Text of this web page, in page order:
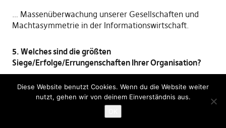
… Massenüberwachung unserer Gesellschaften und
Machtasymmetrie in der Informationswirtschaft.
5. Welches sind die größten
Siege/Erfolge/Errungenschaften Ihrer Organisation?
Ein Vollmitglied von EDRi zu werden, ist sicherlich ein
großer Erfolg des Homo Digitalis bis jetzt!
Diese Website benutzt Cookies. Wenn du die Website weiter
nutzt, gehen wir von deinem Einverständnis aus.